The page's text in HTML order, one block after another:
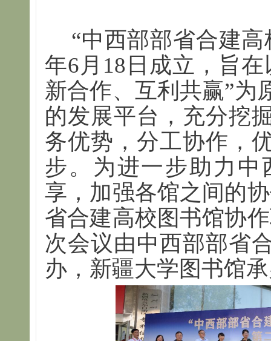
“中西部部省合建
年6月18日成立，旨
新合作、互利共赢”为
的发展平台，充分挖
务优势，分工协作，
步。为进一步助力
享，加强各馆之间的
省合建高校图书馆协
次会议由中西部部省
办，新疆大学图书馆